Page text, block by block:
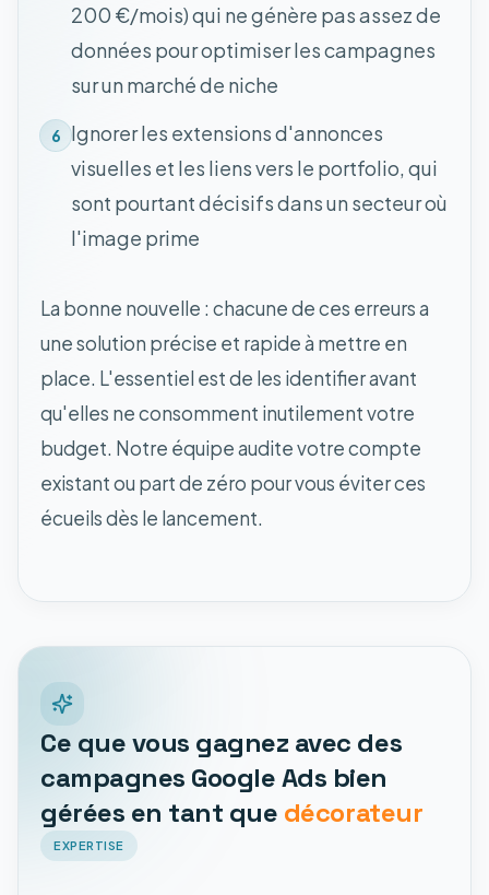
200 €/mois) qui ne génère pas assez de
données pour optimiser les campagnes
sur un marché de niche
6 Ignorer les extensions d'annonces
visuelles et les liens vers le portfolio, qui
sont pourtant décisifs dans un secteur où
l'image prime
La bonne nouvelle : chacune de ces erreurs a
une solution précise et rapide à mettre en
place. L'essentiel est de les identifier avant
qu'elles ne consomment inutilement votre
budget. Notre équipe audite votre compte
existant ou part de zéro pour vous éviter ces
écueils dès le lancement.
Ce que vous gagnez avec des
campagnes Google Ads bien
gérées en tant que décorateur
EXPERTISE